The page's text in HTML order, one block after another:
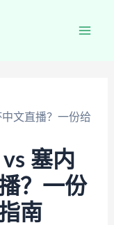
文直播？一份给
塞内
？一份
南